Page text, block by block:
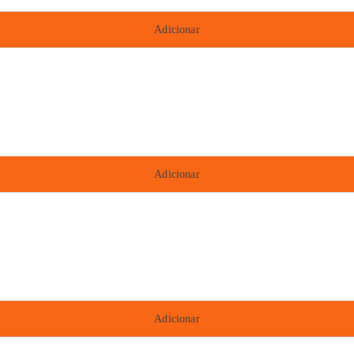
Adicionar
Adicionar
Adicionar